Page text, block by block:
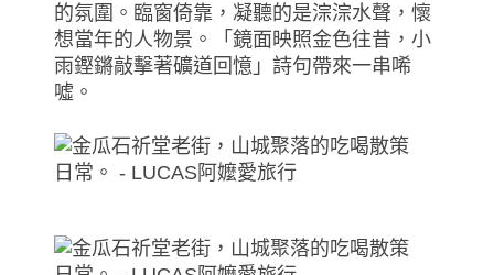
的氛圍。臨窗倚靠，凝聽的是淙淙水聲，懷
想當年的人物景。「鏡面映照金色往昔，小
雨鏗鏘敲擊著礦道回憶」詩句帶來一串唏
噓。